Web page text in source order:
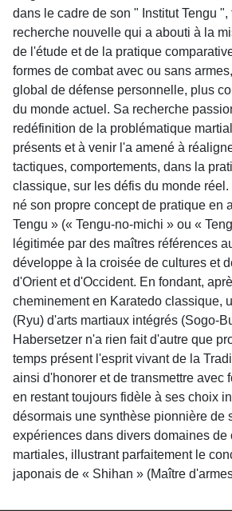
dans le cadre de son " Institut Tengu
recherche nouvelle qui a abouti à la
de l'étude et de la pratique
formes de combat avec ou sans
global de défense personnelle, plus
du monde actuel. Sa recherche
redéfinition de la problématique
présents et à venir l'a amené à
tactiques, comportements, dans la
classique, sur les défis du monde
né son propre concept de pratique en
Tengu » (« Tengu-no-michi » ou «
légitimée par des maîtres références
développe à la croisée de cultures et
d'Orient et d'Occident. En fondant,
cheminement en Karatedo classique,
(Ryu) d'arts martiaux intégrés (Sogo-
Habersetzer n'a rien fait d'autre que
temps présent l'esprit vivant de la
ainsi d'honorer et de transmettre avec
en restant toujours fidèle à ses choix
désormais une synthèse pionnière de
expériences dans divers domaines de
martiales, illustrant parfaitement le
japonais de « Shihan » (Maître